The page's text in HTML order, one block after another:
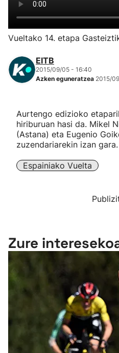
Herri-kirolak
Eskubaloia
Kirolak 360
Mendi-lasterketak
Vueltako 14. etapa
EITB
2015/09/05 - 16:40
Azken eguneratzea 2015/
Aurtengo edizioko
hiriburuan hasi da. Mikel
(Astana) eta Eugenio
zuzendariarekin izan gara.
Espainiako Vuelta
Zure